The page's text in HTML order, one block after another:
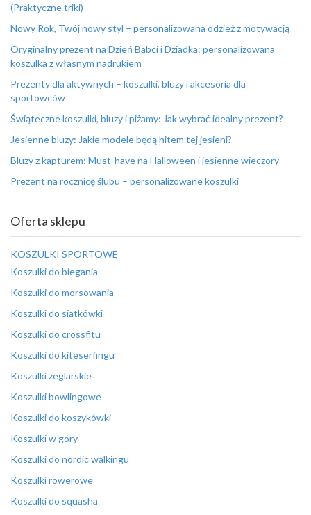
(Praktyczne triki)
Nowy Rok, Twój nowy styl – personalizowana odzież z motywacją
Oryginalny prezent na Dzień Babci i Dziadka: personalizowana
koszulka z własnym nadrukiem
Prezenty dla aktywnych – koszulki, bluzy i akcesoria dla
sportowców
Świąteczne koszulki, bluzy i piżamy: Jak wybrać idealny prezent?
Jesienne bluzy: Jakie modele będą hitem tej jesieni?
Bluzy z kapturem: Must-have na Halloween i jesienne wieczory
Prezent na rocznicę ślubu – personalizowane koszulki
Oferta sklepu
KOSZULKI SPORTOWE
Koszulki do biegania
Koszulki do morsowania
Koszulki do siatkówki
Koszulki do crossfitu
Koszulki do kiteserfingu
Koszulki żeglarskie
Koszulki bowlingowe
Koszulki do koszykówki
Koszulki w góry
Koszulki do nordic walkingu
Koszulki rowerowe
Koszulki do squasha